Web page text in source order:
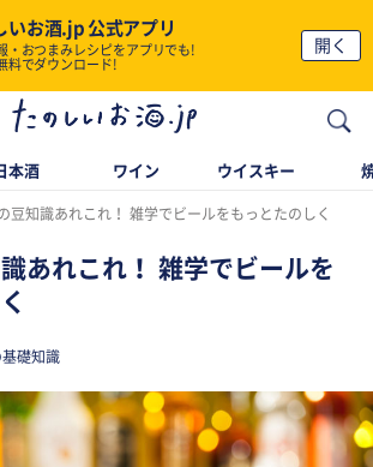
いお酒.jp 公式アプリ
・おつまみレシピをアプリでも!
料でダウンロード!
開く
本酒 ワイン ウイスキー
豆知識あれこれ！ 雑学でビールをもっとたのしく
あれこれ！ 雑学でビールを
基礎知識